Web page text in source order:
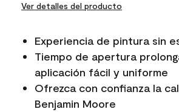
Ver detalles del producto
Experiencia de pintura sin
Tiempo de apertura
aplicación fácil y uniforme
Ofrezca con confianza la
Benjamin Moore